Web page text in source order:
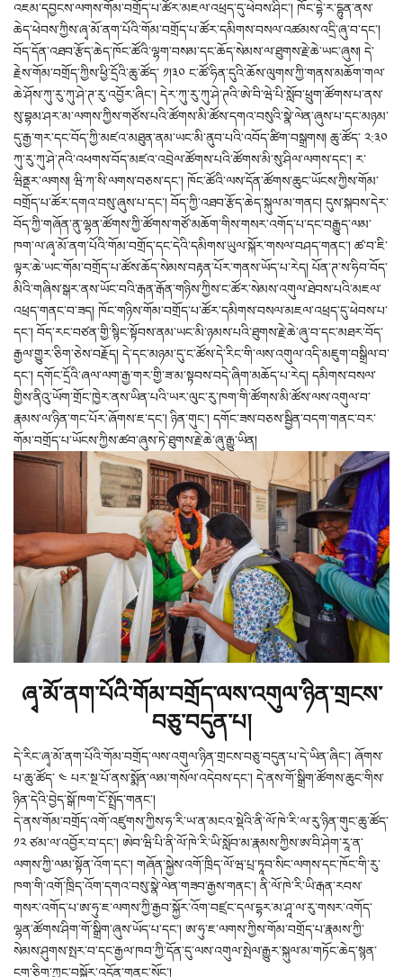
འཇམ་དབྱངས་ལགས་གོམ་བགྲོད་པ་ཚོར་མཇལ་འཕྲད་དུ་ཕེབས་ཤིང་། ཁོང་དྷེ་ར་དྷུན་ནས་
ཆེད་ཕེབས་ཀྱིས་ཞྭ་མོ་ནག་པོའི་གོམ་བགྲོད་པ་ཚོར་དམིགས་བསལ་འཚམས་འདྲི་ཞུ་བ་དང་།
བོད་དོན་འཐབ་རྩོད་ཆེད་ཁོང་ཚོའི་ལྷག་བསམ་དང་ཆོད་སེམས་ལ་ཐུགས་རྗེ་ཆེ་ཡང་ཞུས། དེ་
རྗེས་གོམ་བགྲོད་ཀྱིས་ཕྱི་དྲོའི་ཆུ་ཚོད་ ༡།༣༠ ང་ཚོ་ཧིན་དུའི་ཆོས་ལུགས་ཀྱི་གནས་མཆོག་གལ་
ཆེ་ཤོས་ཀུ་རུ་ཀུ་ཤེ་ཊ་རུ་འབྱོར་ཞིང་། དེར་ཀུ་རུ་ཀུ་ཤེ་ཊའི་ཨེ་བི་ཝེ་པི་སློབ་ཕྲུག་ཚོགས་པ་ནས་
སུ་བྷམ་ཤར་མ་ལགས་ཀྱིས་གཙོས་པའི་ཚོགས་མི་ཚོས་དགའ་བསུའི་སྣེ་ལེན་ཞུས་པ་དང་མཉམ་
དུ་རྒྱ་གར་དང་བོད་ཀྱི་མཛའ་མཐུན་ནམ་ཡང་མི་ནུབ་པའི་འབོད་ཚིག་བསྒྲགས། ཆུ་ཚོད་ ༢:༣༠
ཀུ་རུ་ཀུ་ཤེ་ཊའི་འཕགས་བོད་མཛའ་འབྲེལ་ཚོགས་པའི་ཚོགས་མི་སུ་ཤིལ་ལགས་དང་། ར་
ཝིནྡར་ལགས། ཝི་ཀ་སི་ལགས་བཅས་དང་། ཁོང་ཚོའི་ལས་དོན་ཚོགས་ཆུང་ཡོངས་ཀྱིས་གོམ་
བགྲོད་པ་ཚོར་དགའ་བསུ་ཞུས་པ་དང་། བོད་ཀྱི་འཐབ་རྩོད་ཆེད་སྐུལ་མ་གནང། དུས་སྐབས་དེར་
བོད་ཀྱི་གཞོན་ནུ་ལྷན་ཚོགས་ཀྱི་ཚོགས་གཙོ་མཆོག་གིས་གསར་འགོད་པ་དང་བརྒྱུད་ལམ་
ཁག་ལ་ཞྭ་མོ་ནག་པོའི་གོམ་བགྲོད་དང་དེའི་དམིགས་ཡུལ་སྐོར་གསལ་བཤད་གནང་། ཚ་བ་ཇི་
ལྟར་ཆེ་ཡང་གོམ་བགྲོད་པ་ཚོས་ཆོད་སེམས་བརྟན་པོར་གནས་ཡོད་པ་རེད། པོན་ཊ་ས་ཧིབ་བོད་
མིའི་གཞིས་སྒར་ནས་ཡོང་བའི་རྒན་རྒོན་གཉིས་ཀྱིས་ང་ཚོར་སེམས་འགུལ་ཐེབས་པའི་མཇལ་
འཕྲད་གནང་བ་ཟད། ཁོང་གཉིས་གོམ་བགྲོད་པ་ཚོར་དམིགས་བསལ་མཇལ་འཕྲད་དུ་ཕེབས་པ་
དང་། བོད་རང་བཙན་གྱི་སྙིང་སྟོབས་ནམ་ཡང་མི་ཉམས་པའི་ཐུགས་རྗེ་ཆེ་ཞུ་བ་དང་མཐར་བོད་
རྒྱལ་གྱུར་ཅིག་ཅེས་བརྗོད། དེ་དང་མཉམ་དུ་ང་ཚོས་དེ་རིང་གི་ལས་འགུལ་འདི་མཇུག་བསྒྲིལ་བ་
དང་། དགོང་དྲོའི་ཞལ་ལག་རྒྱ་གར་གྱི་ཟ་མ་སྟབས་བདེ་ཞིག་མཆོད་པ་རེད། དམིགས་བསལ་
གྱིས་ནིའུ་ཡོག་གྲོང་ཁྱེར་ནས་ཡིན་པའི་ཡར་ལུང་རུ་ཁག་གི་ཚོགས་མི་ཚོས་ལས་འགུལ་བ་
རྣམས་ལ་ཉིན་གང་པོར་ཞོགས་ཇ་དང་། ཉིན་གུང་། དགོང་ཟས་བཅས་སྦྱིན་བདག་གནང་བར་
གོམ་བགྲོད་པ་ཡོངས་ཀྱིས་ཚབ་ཞུས་ཏེ་ཐུགས་རྗེ་ཆེ་ཞུ་རྒྱུ་ཡིན།
ཞྭ་མོ་ནག་པོའི་གོམ་བགྲོད་ལས་འགུལ་ཉིན་གྲངས་
བཅུ་བདུན་པ།
དེ་རིང་ཞྭ་མོ་ནག་པོའི་གོམ་བགྲོད་ལས་འགུལ་ཉིན་གྲངས་བཅུ་བདུན་པ་དེ་ཡིན་ཞིང་། ཞོགས་
པ་ཆུ་ཚོད་ ༤ པར་སྔ་པོ་ནས་སྨོན་ལམ་གསོལ་འདེབས་དང་། དེ་ནས་གོ་སྒྲིག་ཚོགས་ཆུང་གིས་
ཉིན་དེའི་བྱེད་སྒོ་ཁག་ངོ་སྤྲོད་གནང་།
དེ་ནས་གོམ་བགྲོད་འགོ་འཛུགས་ཀྱིས་ཧ་རི་ཡ་ན་མངའ་སྡེའི་ནི་ལོ་ཁེ་རི་ལ་རུ་ཉིན་གུང་ཆུ་ཚོད་
༡༢ ཙམ་ལ་འབྱོར་བ་དང་། ཨེབ་ཝི་པི་ནི་ལོ་ཁེ་རི་ཡི་སློབ་མ་རྣམས་ཀྱིས་ཨ་བི་ཤེག་རཱ་ན་
ལགས་ཀྱི་ལམ་སྟོན་འོག་དང་། གཞོན་སྐྱེས་འགོ་ཁྲིད་ལོ་ཝ་པྲ་ཏཱབ་སིང་ལགས་དང་ཁོང་གི་རུ་
ཁག་གི་འགོ་ཁྲིད་འོག་དགའ་བསུ་སྣེ་ལེན་གཟབ་རྒྱས་གནང་། ནི་ལོ་ཁེ་རི་ཡི་རྒན་རབས་
གསར་འགོད་པ་ཨ་ཧུ་ཇ་ལགས་ཀྱི་རྒྱབ་སྐྱོར་འོག་བཛྲང་དལ་དྷར་མ་ཤཱ་ལ་རུ་གསར་འགོད་
ལྷན་ཚོགས་ཤིག་གོ་སྒྲིག་ཞུས་ཡོད་པ་དང་། ཨ་ཧུ་ཇ་ལགས་ཀྱིས་གོམ་བགྲོད་པ་རྣམས་ཀྱི་
སེམས་ཤུགས་སྤར་བ་དང་རྒྱལ་ཁབ་ཀྱི་དོན་དུ་ལས་འགུལ་སྤེལ་རྒྱུར་སྐུལ་མ་གཏོང་ཆེད་སྙན་
ངག་ཅིག་ཀྱང་བསྐྱོར་འདོན་གནང་སོང་།